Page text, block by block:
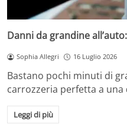
Danni da grandine
Sophia Allegri 16 Luglio 2026
Bastano pochi minuti di
carrozzeria perfetta a
Leggi di più